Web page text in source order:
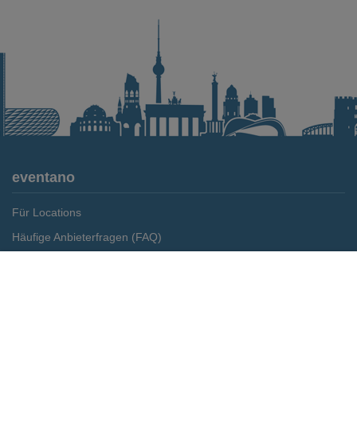
eventano
Für Locations
Häufige Anbieterfragen (FAQ)